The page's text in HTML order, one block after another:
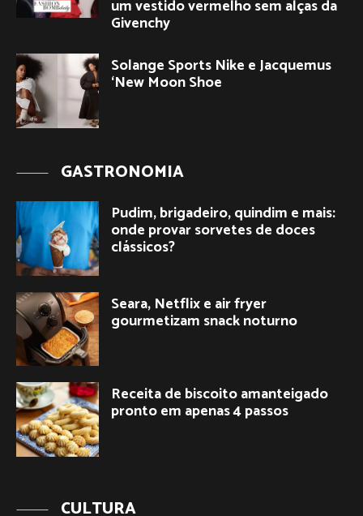
um vestido vermelho sem alças da
Givenchy
Solange Sports Nike e Jacquemus
‘New Moon Shoe
GASTRONOMIA
Pudim, brigadeiro, quindim e mais:
onde provar sorvetes de doces
clássicos?
Seara, Netflix e air fryer
gourmetizam snack noturno
Receita de biscoito amanteigado
pronto em apenas 4 passos
CULTURA